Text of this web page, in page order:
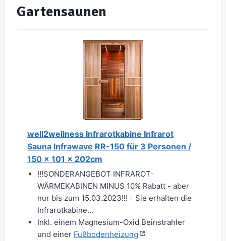
Gartensaunen
well2wellness Infrarotkabine Infrarot
Sauna Infrawave RR-150 für 3 Personen /
150 x 101 x 202cm
!!!SONDERANGEBOT INFRAROT-
WÄRMEKABINEN MINUS 10% Rabatt - aber
nur bis zum 15.03.2023!!! - Sie erhalten die
Infrarotkabine...
Inkl. einem Magnesium-Oxid Beinstrahler
und einer Fußbodenheizung